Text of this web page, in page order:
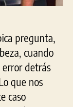
pregunta,
cuando
detrás
que nos
caso